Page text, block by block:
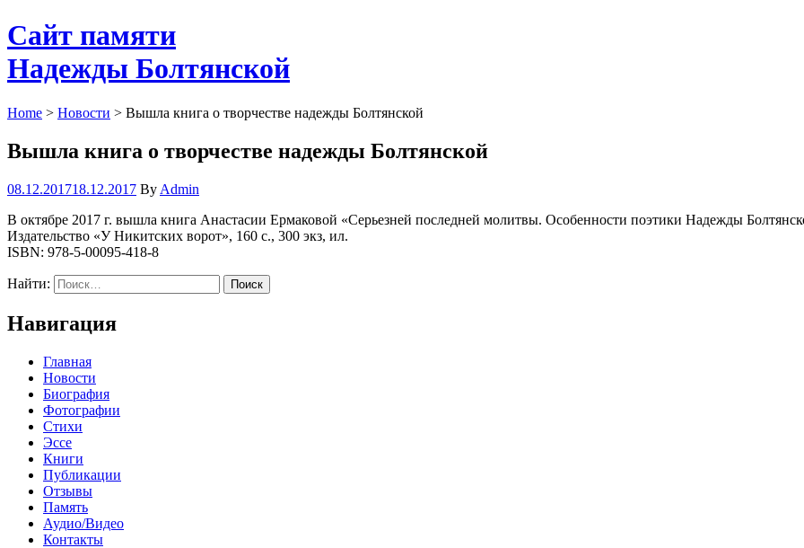
Сайт памяти
Надежды Болтянской
Home > Новости > Вышла книга о творчестве надежды Болтянской
Вышла книга о творчестве надежды Болтянской
08.12.201718.12.2017 By Admin
В октябре 2017 г. вышла книга Анастасии Ермаковой «Серьезней последней молитвы. Особенности поэтики Надежды
Издательство «У Никитских ворот», 160 с., 300 экз, ил.
ISBN: 978-5-00095-418-8
Найти:
Навигация
Главная
Новости
Биография
Фотографии
Стихи
Эссе
Книги
Публикации
Отзывы
Память
Аудио/Видео
Контакты